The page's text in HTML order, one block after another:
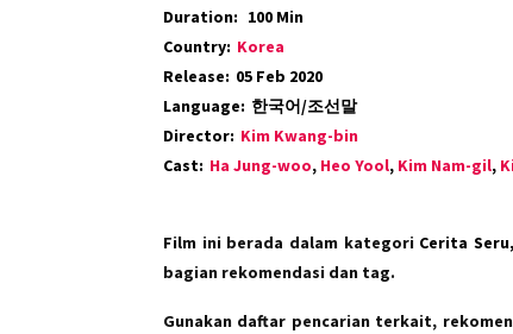
Duration: 100 Min
Country: Korea
Release: 05 Feb 2020
Language: 한국어/조선말
Director: Kim Kwang-bin
Cast: Ha Jung-woo, Heo Yool, Kim Nam-gil,
Film ini berada dalam kategori Cerita
bagian rekomendasi dan tag.
Gunakan daftar pencarian terkait,